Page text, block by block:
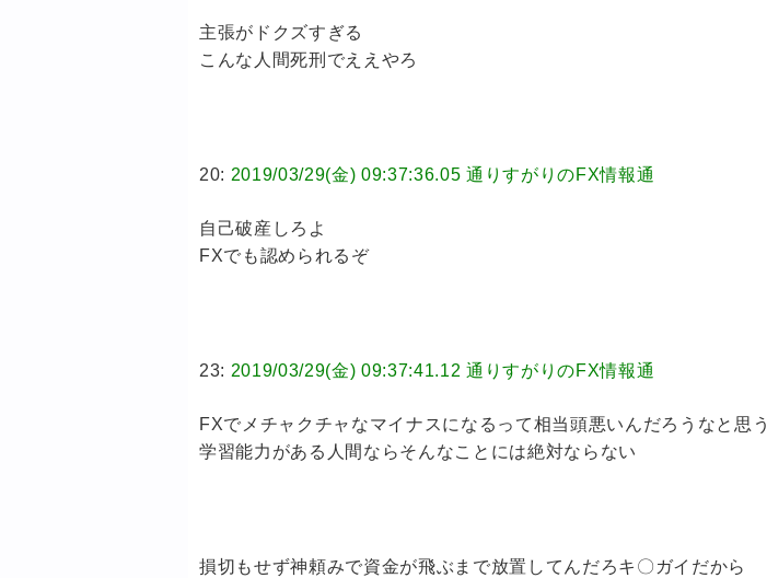
主張がドクズすぎる
こんな人間死刑でええやろ
20: 2019/03/29(金) 09:37:36.05 通りすがりのFX情報通
自己破産しろよ
FXでも認められるぞ
23: 2019/03/29(金) 09:37:41.12 通りすがりのFX情報通
FXでメチャクチャなマイナスになるって相当頭悪いんだろうなと思う
学習能力がある人間ならそんなことには絶対ならない
損切もせず神頼みで資金が飛ぶまで放置してんだろキ〇ガイだから